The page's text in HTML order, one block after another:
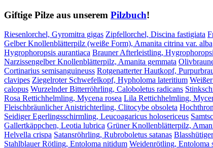
Giftige Pilze aus unserem Pilzbuch!
Riesenlorchel, Gyromitra gigas Zipfellorchel, Discina fastigiata
Gelber Knollenblätterpilz (weiße Form), Amanita citrina var. alba
Hygrophoropsis aurantiaca Brauner Afterleistling,
Narzissengelber Knollenblätterpilz, Amanita gemmata
Cortinarius semisanguineuss Rotgenatterter Hautkopf,
clavipes Ziegelroter Schwefelkopf, Hypholoma lateritium
calopus Wurzelnder Bitterröhrling, Caloboletus radicans
Rosa Rettichhelmling, Mycena rosea Lila Rettichhelmling,
Fleischbräunlicher Anistrichterling, Clitocybe obsoleta
Seidiger Egerlingsschirmling, Leucoagaricus holosericeus
Gallertkäppchen, Leotia lubrica Grüner Knollenblätterpilz,
Helvella crispa Satansröhrling, Rubroboletus satanas
Stahlblauer Rötling, Entoloma nitidum Weidenrötling, Entoloma